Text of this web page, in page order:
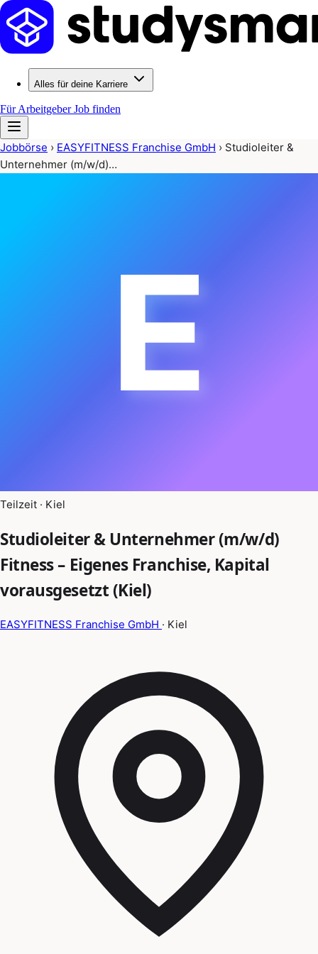
Alles für deine Karriere
Für ArbeitgeberJob finden
Jobbörse › EASYFITNESS Franchise GmbH › Studioleiter &
Unternehmer (m/w/d)…
E
Teilzeit · Kiel
Studioleiter & Unternehmer (m/w/d)
Fitness – Eigenes Franchise, Kapital
vorausgesetzt (Kiel)
EASYFITNESS Franchise GmbH · Kiel